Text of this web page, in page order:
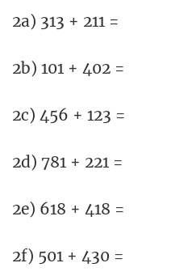
2a) 313 + 211 =
2b) 101 + 402 =
2c) 456 + 123 =
2d) 781 + 221 =
2e) 618 + 418 =
2f) 501 + 430 =